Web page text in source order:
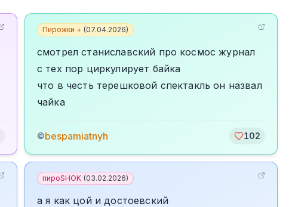
Пирожки + (07.04.2026)
смотрел станиславский про космос журнал
с тех пор циркулирует байка
что в честь терешковой спектакль он назвал
чайка
©bespamiatnyh 102
пироSHOK (03.02.2026)
а я как цой и достоевский